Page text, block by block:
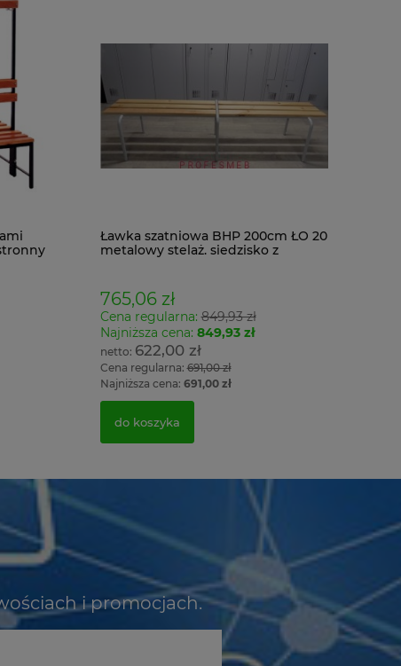
Ławka szatniowa BHP 200cm ŁO 20
metalowy stelaż. siedzisko z
765,06 zł
Cena regularna:849,93 zł
Najniższa cena: 849,93 zł
622,00 zł
Cena regularna:691,00 zł
Najniższa cena: 691,00 zł
do koszyka
i promocjach.